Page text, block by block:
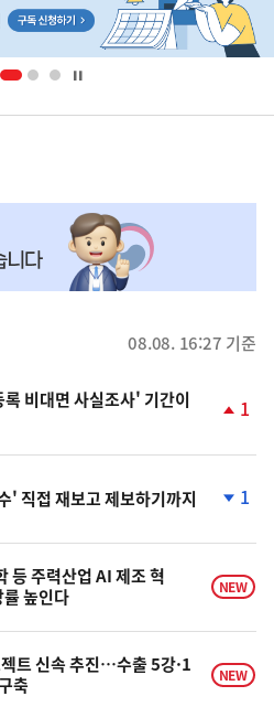
08.08. 16:27 기준
비대면 사실조사' 기간이
상
1
' 직접 재보고 제보하기까지
하
락
1
등 주력산업 AI 제조 혁
높인다
NEW
트 신속 추진…수출 5강·1
축
NEW